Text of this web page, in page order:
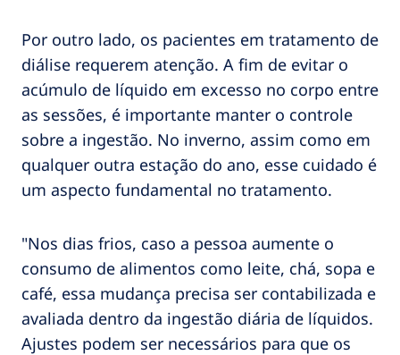
Por outro lado, os pacientes em tratamento de
diálise requerem atenção. A fim de evitar o
acúmulo de líquido em excesso no corpo entre
as sessões, é importante manter o controle
sobre a ingestão. No inverno, assim como em
qualquer outra estação do ano, esse cuidado é
um aspecto fundamental no tratamento.
"Nos dias frios, caso a pessoa aumente o
consumo de alimentos como leite, chá, sopa e
café, essa mudança precisa ser contabilizada e
avaliada dentro da ingestão diária de líquidos.
Ajustes podem ser necessários para que os